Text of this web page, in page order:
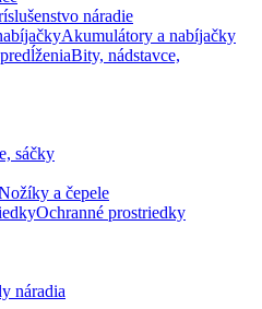
náradie
Akumulátory a nabíjačky
Bity, nádstavce,
sáčky
a čepele
Ochranné prostriedky
náradia